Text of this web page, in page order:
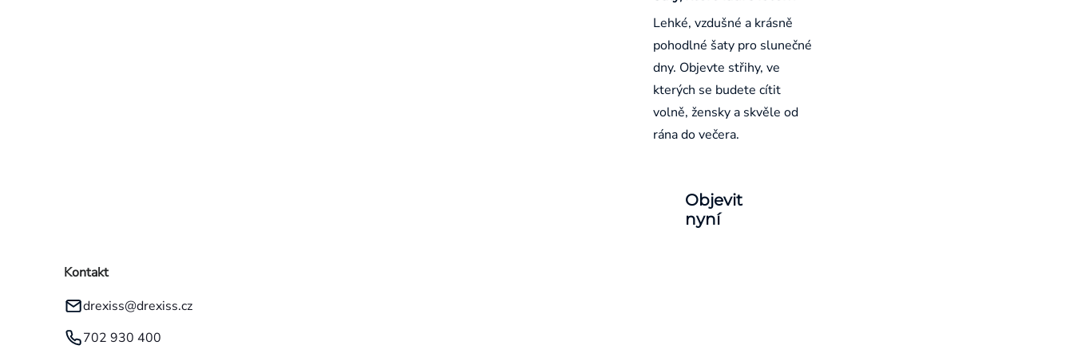
Lehké, vzdušné a krásně
pohodlné šaty pro slunečné
dny. Objevte střihy, ve
kterých se budete cítit
volně, žensky a skvěle od
rána do večera.
Objevit
nyní
Kontakt
drexiss@drexiss.cz
702 930 400